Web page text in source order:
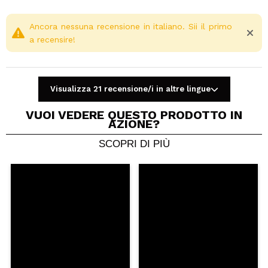
Condividi un video o una foto
Il tuo video potrebbe essere il primo. Immaginalo...
Ancora nessuna recensione in italiano. Sii il primo
a recensire!
Visualizza 21 recensione/i in altre lingue
VUOI VEDERE QUESTO PRODOTTO IN
AZIONE?
SCOPRI DI PIÙ